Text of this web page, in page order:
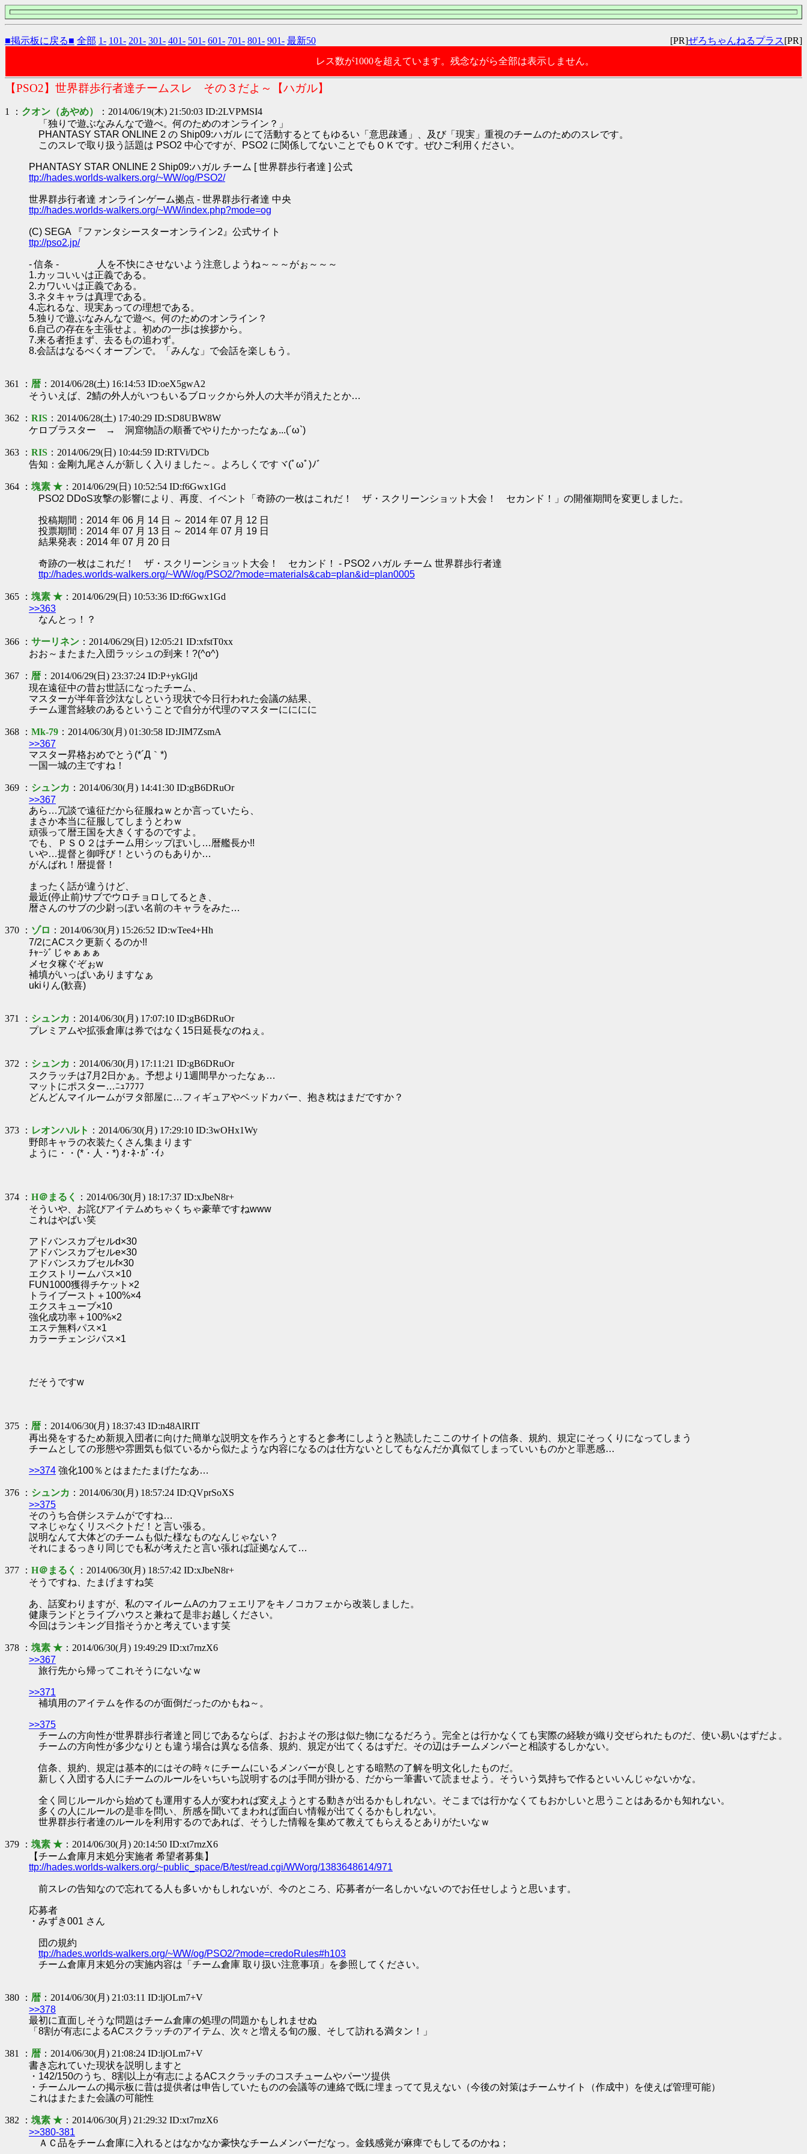
■掲示板に戻る■ 全部 1- 101- 201- 301- 401- 501- 601- 701- 801- 901- 最新50 [PR]ぜろちゃんねるプラス[PR]
レス数が1000を超えています。残念ながら全部は表示しません。
【PSO2】世界群歩行者達チームスレ その３だよ～【ハガル】
1 ： クオン（あやめ）
：2014/06/19(木) 21:50:03 ID:2LVPMSI4
「独りで遊ぶなみんなで遊べ。何のためのオンライン？」
PHANTASY STAR ONLINE 2 の Ship09:ハガル にて活動するとてもゆるい「意思疎通」、及び「現実」重視のチームのためのスレです。
このスレで取り扱う話題は PSO2 中心ですが、PSO2 に関係してないことでもＯＫです。ぜひご利用ください。
PHANTASY STAR ONLINE 2 Ship09:ハガル チーム [ 世界群歩行者達 ] 公式
ttp://hades.worlds-walkers.org/~WW/og/PSO2/
世界群歩行者達 オンラインゲーム拠点 - 世界群歩行者達 中央
ttp://hades.worlds-walkers.org/~WW/index.php?mode=og
(C) SEGA 『ファンタシースターオンライン2』公式サイト
ttp://pso2.jp/
- 信条 - 人を不快にさせないよう注意しようね～～～がぉ～～～
1.カッコいいは正義である。
2.カワいいは正義である。
3.ネタキャラは真理である。
4.忘れるな、現実あっての理想である。
5.独りで遊ぶなみんなで遊べ。何のためのオンライン？
6.自己の存在を主張せよ。初めの一歩は挨拶から。
7.来る者拒まず、去るもの追わず。
8.会話はなるべくオープンで。「みんな」で会話を楽しもう。
361 ： 暦 ：2014/06/28(土) 16:14:53 ID:oeX5gwA2
そういえば、2鯖の外人がいつもいるブロックから外人の大半が消えたとか…
362 ： RIS ：2014/06/28(土) 17:40:29 ID:SD8UBW8W
ケロブラスター → 洞窟物語の順番でやりたかったなぁ...(´ω`)
363 ： RIS ：2014/06/29(日) 10:44:59 ID:RTVi/DCb
告知：金剛九尾さんが新しく入りました～。よろしくですヾ(ﾟωﾟ)ﾉ゛
364 ： 塊素 ★ ：2014/06/29(日) 10:52:54 ID:f6Gwx1Gd
PSO2 DDoS攻撃の影響により、再度、イベント「奇跡の一枚はこれだ！ ザ・スクリーンショット大会！ セカンド！」の開催期間を変更しました。
投稿期間：2014 年 06 月 14 日 ～ 2014 年 07 月 12 日
投票期間：2014 年 07 月 13 日 ～ 2014 年 07 月 19 日
結果発表：2014 年 07 月 20 日
奇跡の一枚はこれだ！ ザ・スクリーンショット大会！ セカンド！ - PSO2 ハガル チーム 世界群歩行者達
ttp://hades.worlds-walkers.org/~WW/og/PSO2/?mode=materials&cab=plan&id=plan0005
365 ： 塊素 ★ ：2014/06/29(日) 10:53:36 ID:f6Gwx1Gd
>>363
なんとっ！？
366 ： サーリネン ：2014/06/29(日) 12:05:21 ID:xfstT0xx
おお～またまた入団ラッシュの到来！?(^o^)
367 ： 暦 ：2014/06/29(日) 23:37:24 ID:P+ykGljd
現在遠征中の昔お世話になったチーム、
マスターが半年音沙汰なしという現状で今日行われた会議の結果、
チーム運営経験のあるということで自分が代理のマスターにににに
368 ： Mk-79 ：2014/06/30(月) 01:30:58 ID:JIM7ZsmA
>>367
マスター昇格おめでとう(*´Д｀*)
一国一城の主ですね！
369 ： シュンカ ：2014/06/30(月) 14:41:30 ID:gB6DRuOr
>>367
あら…冗談で遠征だから征服ねｗとか言っていたら、
まさか本当に征服してしまうとわｗ
頑張って暦王国を大きくするのですよ。
でも、ＰＳＯ２はチーム用シップぽいし…暦艦長か!!
いや…提督と御呼び！というのもありか…
がんばれ！暦提督！
まったく話が違うけど、
最近(停止前)サブでウロチョロしてるとき、
暦さんのサブの少尉っぽい名前のキャラをみた…
370 ： ゾロ ：2014/06/30(月) 15:26:52 ID:wTee4+Hh
7/2にACスク更新くるのか!!
ﾁｬｰｼﾞじゃぁぁぁ
メセタ稼ぐぞぉw
補填がいっぱいありますなぁ
ukiりん(歓喜)
371 ： シュンカ ：2014/06/30(月) 17:07:10 ID:gB6DRuOr
プレミアムや拡張倉庫は券ではなく15日延長なのねぇ。
372 ： シュンカ ：2014/06/30(月) 17:11:21 ID:gB6DRuOr
スクラッチは7月2日かぁ。予想より1週間早かったなぁ…
マットにポスター…ﾆｭﾌﾌﾌﾌ
どんどんマイルームがヲタ部屋に…フィギュアやベッドカバー、抱き枕はまだですか？
373 ： レオンハルト ：2014/06/30(月) 17:29:10 ID:3wOHx1Wy
野郎キャラの衣装たくさん集まります
ように・・(*・人・*) ｵ･ﾈ･ｶﾞ･ｲ♪
374 ： H＠まるく
：2014/06/30(月) 18:17:37 ID:xJbeN8r+
そういや、お詫びアイテムめちゃくちゃ豪華ですねwww
これはやばい笑
アドバンスカプセルd×30
アドバンスカプセルe×30
アドバンスカプセルf×30
エクストリームパス×10
FUN1000獲得チケット×2
トライブースト＋100%×4
エクスキューブ×10
強化成功率＋100%×2
エステ無料パス×1
カラーチェンジパス×1
だそうですw
375 ： 暦 ：2014/06/30(月) 18:37:43 ID:n48AlRIT
再出発をするため新規入団者に向けた簡単な説明文を作ろうとすると参考にしようと熟読したここのサイトの信条、規約、規定にそっくりになってしまう
チームとしての形態や雰囲気も似ているから似たような内容になるのは仕方ないとしてもなんだか真似てしまっていいものかと罪悪感…
>>374 強化100％とはまたたまげたなあ…
376 ： シュンカ ：2014/06/30(月) 18:57:24 ID:QVprSoXS
>>375
そのうち合併システムがですね…
マネじゃなくリスペクトだ！と言い張る。
説明なんて大体どのチームも似た様なものなんじゃない？
それにまるっきり同じでも私が考えたと言い張れば証拠なんて…
377 ： H＠まるく
：2014/06/30(月) 18:57:42 ID:xJbeN8r+
そうですね、たまげますね笑
あ、話変わりますが、私のマイルームAのカフェエリアをキノコカフェから改装しました。
健康ランドとライブハウスと兼ねて是非お越しください。
今回はランキング目指そうかと考えています笑
378 ： 塊素 ★ ：2014/06/30(月) 19:49:29 ID:xt7rnzX6
>>367
旅行先から帰ってこれそうにないなｗ
>>371
補填用のアイテムを作るのが面倒だったのかもね～。
>>375
チームの方向性が世界群歩行者達と同じであるならば、おおよその形は似た物になるだろう。完全とは行かなくても実際の経験が織り交ぜられたものだ、使い易いはずだよ。
チームの方向性が多少なりとも違う場合は異なる信条、規約、規定が出てくるはずだ。その辺はチームメンバーと相談するしかない。
信条、規約、規定は基本的にはその時々にチームにいるメンバーが良しとする暗黙の了解を明文化したものだ。
新しく入団する人にチームのルールをいちいち説明するのは手間が掛かる、だから一筆書いて読ませよう。そういう気持ちで作るといいんじゃないかな。
全く同じルールから始めても運用する人が変われば変えようとする動きが出るかもしれない。そこまでは行かなくてもおかしいと思うことはあるかも知れない。
多くの人にルールの是非を問い、所感を聞いてまわれば面白い情報が出てくるかもしれない。
世界群歩行者達のルールを利用するのであれば、そうした情報を集めて教えてもらえるとありがたいなｗ
379 ： 塊素 ★ ：2014/06/30(月) 20:14:50 ID:xt7rnzX6
【チーム倉庫月末処分実施者 希望者募集】
ttp://hades.worlds-walkers.org/~public_space/B/test/read.cgi/WWorg/1383648614/971
前スレの告知なので忘れてる人も多いかもしれないが、今のところ、応募者が一名しかいないのでお任せしようと思います。
応募者
・みずき001 さん
団の規約
ttp://hades.worlds-walkers.org/~WW/og/PSO2/?mode=credoRules#h103
チーム倉庫月末処分の実施内容は「チーム倉庫 取り扱い注意事項」を参照してください。
380 ： 暦 ：2014/06/30(月) 21:03:11 ID:ljOLm7+V
>>378
最初に直面しそうな問題はチーム倉庫の処理の問題かもしれませぬ
「8割が有志によるACスクラッチのアイテム、次々と増える旬の服、そして訪れる満タン！」
381 ： 暦 ：2014/06/30(月) 21:08:24 ID:ljOLm7+V
書き忘れていた現状を説明しますと
・142/150のうち、8割以上が有志によるACスクラッチのコスチュームやパーツ提供
・チームルームの掲示板に昔は提供者は申告していたものの会議等の連絡で既に埋まってて見えない（今後の対策はチームサイト（作成中）を使えば管理可能）
これはまたまた会議の可能性
382 ： 塊素 ★ ：2014/06/30(月) 21:29:32 ID:xt7rnzX6
>>380-381
ＡＣ品をチーム倉庫に入れるとはなかなか豪快なチームメンバーだなっ。金銭感覚が麻痺でもしてるのかね；